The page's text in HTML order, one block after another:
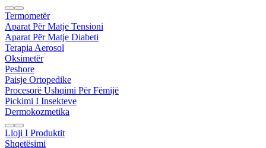
Termometër
Aparat Për Matje Tensioni
Aparat Për Matje Diabeti
Terapia Aerosol
Oksimetër
Peshore
Paisje Ortopedike
Procesorë Ushqimi Për Fëmijë
Pickimi I Insekteve
Dermokozmetika
Lloji I Produktit
Shqetësimi